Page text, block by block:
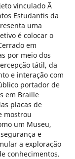
vinculado Ã
Estudantis da
uma
é colocar o
em
por meio dos
tátil, da
e interação com
portador de
em Braille
placas de
mostrou
um Museu,
e
a exploração
conhecimentos.